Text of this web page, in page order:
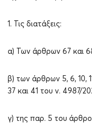
1. Τις διατάξεις:
α) Των άρθρων 67 και
β) των άρθρων 5, 6, 10,
37 και 41 του ν. 4987/
γ) της παρ. 5 του